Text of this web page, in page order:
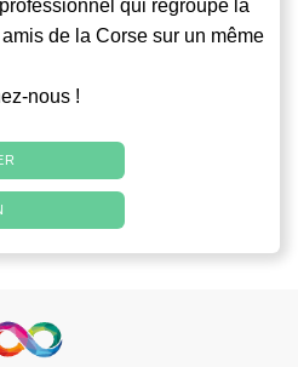
qui regroupe la
de la Corse sur un même
nous !